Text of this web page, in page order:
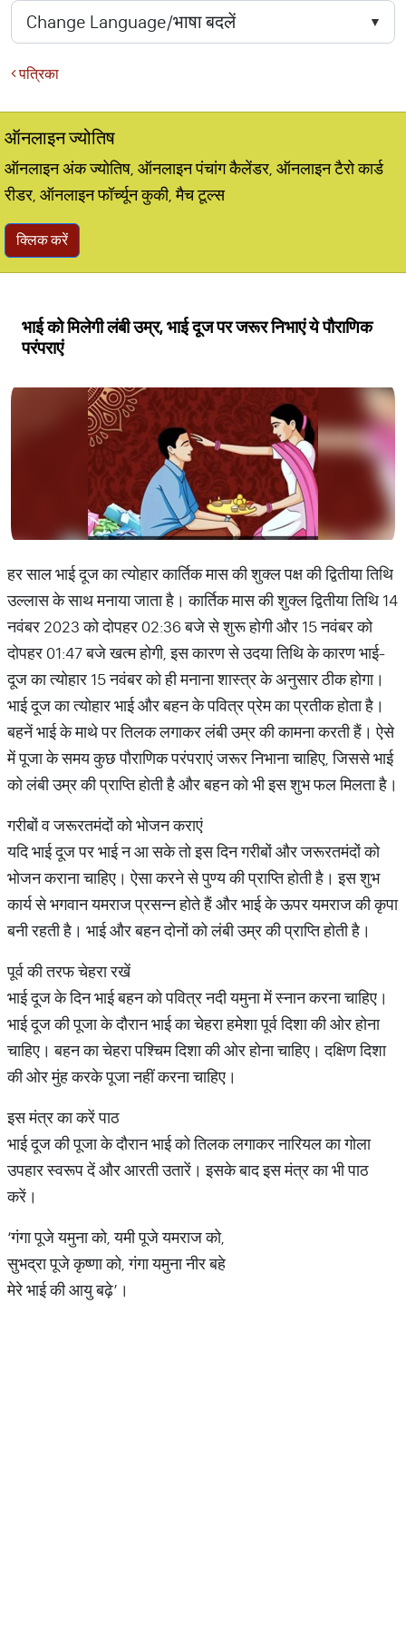
पत्रिका
ऑनलाइन ज्योतिष
ऑनलाइन अंक ज्योतिष, ऑनलाइन पंचांग कैलेंडर, ऑनलाइन टैरो कार्ड
रीडर, ऑनलाइन फॉर्च्यून कुकी, मैच टूल्स
क्लिक करें
भाई को मिलेगी लंबी उम्र, भाई दूज पर जरूर निभाएं ये पौराणिक
परंपराएं
हर साल भाई दूज का त्योहार कार्तिक मास की शुक्ल पक्ष की द्वितीया तिथि
उल्लास के साथ मनाया जाता है। कार्तिक मास की शुक्ल द्वितीया तिथि 14
नवंबर 2023 को दोपहर 02:36 बजे से शुरू होगी और 15 नवंबर को
दोपहर 01:47 बजे खत्म होगी, इस कारण से उदया तिथि के कारण भाई-
दूज का त्योहार 15 नवंबर को ही मनाना शास्त्र के अनुसार ठीक होगा।
भाई दूज का त्योहार भाई और बहन के पवित्र प्रेम का प्रतीक होता है।
बहनें भाई के माथे पर तिलक लगाकर लंबी उम्र की कामना करती हैं। ऐसे
में पूजा के समय कुछ पौराणिक परंपराएं जरूर निभाना चाहिए, जिससे भाई
को लंबी उम्र की प्राप्ति होती है और बहन को भी इस शुभ फल मिलता है।
गरीबों व जरूरतमंदों को भोजन कराएं
यदि भाई दूज पर भाई न आ सके तो इस दिन गरीबों और जरूरतमंदों को
भोजन कराना चाहिए। ऐसा करने से पुण्य की प्राप्ति होती है। इस शुभ
कार्य से भगवान यमराज प्रसन्न होते हैं और भाई के ऊपर यमराज की कृपा
बनी रहती है। भाई और बहन दोनों को लंबी उम्र की प्राप्ति होती है।
पूर्व की तरफ चेहरा रखें
भाई दूज के दिन भाई बहन को पवित्र नदी यमुना में स्नान करना चाहिए।
भाई दूज की पूजा के दौरान भाई का चेहरा हमेशा पूर्व दिशा की ओर होना
चाहिए। बहन का चेहरा पश्चिम दिशा की ओर होना चाहिए। दक्षिण दिशा
की ओर मुंह करके पूजा नहीं करना चाहिए।
इस मंत्र का करें पाठ
भाई दूज की पूजा के दौरान भाई को तिलक लगाकर नारियल का गोला
उपहार स्वरूप दें और आरती उतारें। इसके बाद इस मंत्र का भी पाठ
करें।
‘गंगा पूजे यमुना को, यमी पूजे यमराज को,
सुभद्रा पूजे कृष्णा को, गंगा यमुना नीर बहे
मेरे भाई की आयु बढ़े’।